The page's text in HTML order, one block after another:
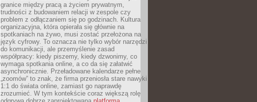
granice między pracą a życiem prywatnym,
trudności z budowaniem relacji w zespole czy
problem z odłączaniem się po godzinach. Kultura
organizacyjna, która opierała się głównie na
spotkaniach na żywo, musi zostać przełożona na
język cyfrowy. To oznacza nie tylko wybór narzędzi
do komunikacji, ale przemyślenie zasad
współpracy: kiedy piszemy, kiedy dzwonimy, co
wymaga spotkania online, a co da się załatwić
asynchronicznie. Przeładowane kalendarze pełne
„zoomów” to znak, że firma przeniosła stare nawyki
1:1 do świata online, zamiast go naprawdę
zrozumieć. W tym kontekście coraz większą rolę